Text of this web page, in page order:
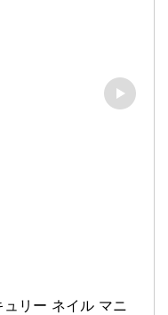
ュリー ネイル マニ